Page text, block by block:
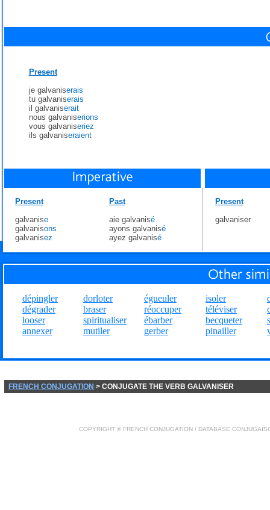
Present
je galvaniserais
tu galvaniserais
il galvaniserait
nous galvaniserions
vous galvaniseriez
ils galvaniseraient
Present
galvanise
galvanisons
galvanisez
Past
aie galvanisé
ayons galvanisé
ayez galvanisé
Present
galvaniser
dépingler
dégrader
looser
annexer
dorloter
braser
spiritualiser
mutiler
égueuler
réoccuper
ébarber
gerber
isoler
téléviser
becqueter
pinailler
FRENCH CONJUGATION > CONJUGATE THE VERB GALVANISER
COPYRIGHT © FRENCH CONJUGATION / DATABASE